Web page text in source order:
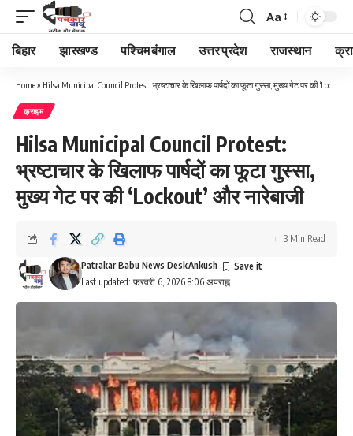
Font
Resizer
Aa
बिहार झारखण्ड पश्चिम बंगाल उत्तर प्रदेश राजस्थान
Home» Hilsa Municipal Council Protest: भ्रष्टाचार के खिलाफ पार्षदों का फूटा गुस्सा, मुख्य गेट पर की ‘Lockout’ और नारेबाजी
क्राइम
Hilsa Municipal Council Protest:
भ्रष्टाचार के खिलाफ पार्षदों का फूटा गुस्सा,
मुख्य गेट पर की ‘Lockout’ और नारेबाजी
Last updated: फ़रवरी 6, 2026 8:06 अपराह्न
Patrakar Babu News DeskAnkush
3 Min Read